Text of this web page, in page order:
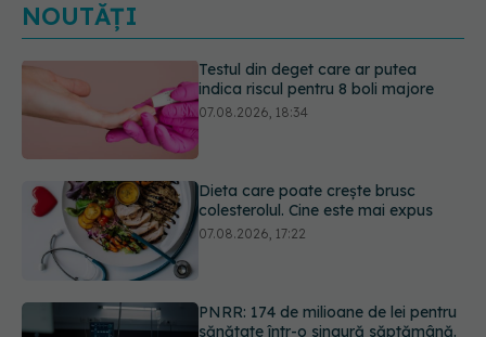
NOUTĂȚI
Dieta care poate crește brusc
colesterolul. Cine este mai expus
PNRR: 174 de milioane de lei pentru
sănătate într-o singură săptămână.